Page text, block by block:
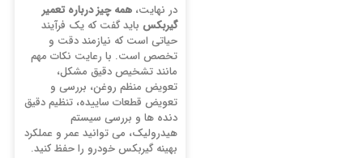
در نهایت، همه چیز درباره تعمیر
باید گفت که یک فرآیند
حیاتی است که نیازمند دقت و
تخصص است. با رعایت نکات مهم
مانند تشخیص دقیق مشکل،
تعویض منظم روغن، بررسی و
تعویض قطعات ساییده، تنظیم دقیق
دنده ‌ها و بررسی سیستم
هیدرولیک، می ‌توانید عمر و عملکرد
بهینه گیربکس خودرو را حفظ کنید.